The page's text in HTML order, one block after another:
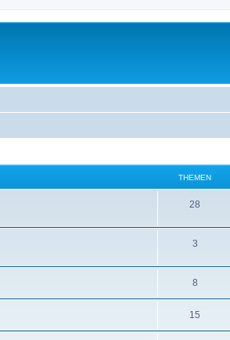
THEMEN
28
3
8
15